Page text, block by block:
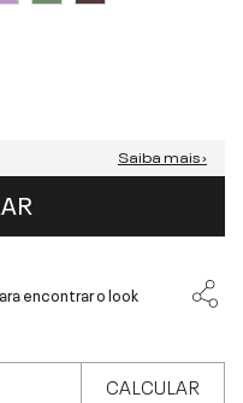
Saiba mais ›
encontrar o look
CALCULAR